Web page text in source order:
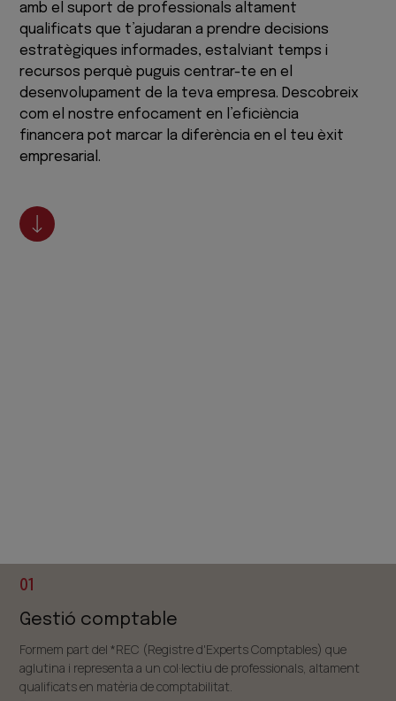
amb el suport de professionals altament
qualificats que t’ajudaran a prendre decisions
estratègiques informades, estalviant temps i
recursos perquè puguis centrar-te en el
desenvolupament de la teva empresa. Descobreix
com el nostre enfocament en l’eficiència
financera pot marcar la diferència en el teu èxit
empresarial.
01
Gestió comptable
Formem part del *REC (Registre d'Experts Comptables) que
aglutina i representa a un col·lectiu de professionals, altament
qualificats en matèria de comptabilitat.